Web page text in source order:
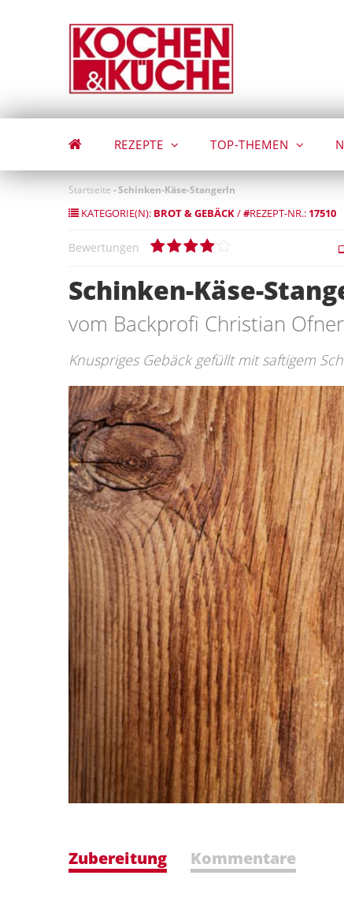
REZEPTE TOP-THEMEN
Startseite -Schinken-Käse-Stangerln
KATEGORIE(N): BROT & GEBÄCK/#REZEPT-NR.: 17510
Bewertungen
Schinken-Käse-
vom Backprofi Christian Ofner
Knuspriges Gebäck gefüllt mit saftigem
Zubereitung Kommentare